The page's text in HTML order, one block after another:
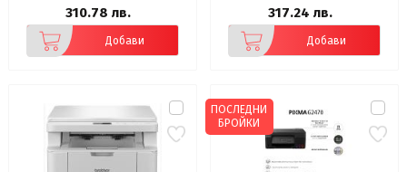
310.78 лв.
Добави
317.24 лв.
Добави
ПОСЛЕДНИ
БРОЙКИ